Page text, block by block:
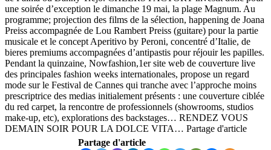
une soirée d’exception le dimanche 19 mai, la plage Magnum. Au
programme; projection des films de la sélection, happening de Joana
Preiss accompagnée de Lou Rambert Preiss (guitare) pour la partie
musicale et le concept Aperitivo by Peroni, concentré d’Italie, de
bieres premiums accompagnées d’antipastis pour réjouir les papilles.
Pendant la quinzaine, Nowfashion,1er site web de couverture live
des principales fashion weeks internationales, propose un regard
mode sur le Festival de Cannes qui tranche avec l’approche moins
prescriptrice des medias initialement présents : une couverture ciblée
du red carpet, la rencontre de professionnels (showrooms, studios
make-up, etc), explorations des backstages… RENDEZ VOUS
DEMAIN SOIR POUR LA DOLCE VITA… Partage d'article
Partage d'article